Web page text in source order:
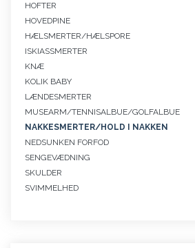
HOFTER
HOVEDPINE
HÆLSMERTER/HÆLSPORE
ISKIASSMERTER
KNÆ
KOLIK BABY
LÆNDESMERTER
MUSEARM/TENNISALBUE/GOLFALBUE
NAKKESMERTER/HOLD I NAKKEN
NEDSUNKEN FORFOD
SENGEVÆDNING
SKULDER
SVIMMELHED